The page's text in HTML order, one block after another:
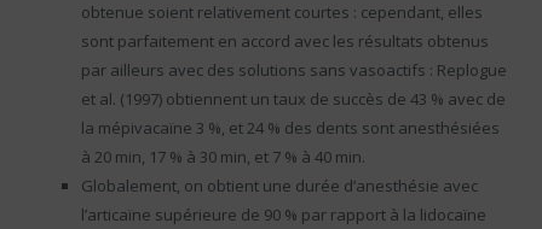
obtenue soient relativement courtes : cependant, elles
sont parfaitement en accord avec les résultats obtenus
par ailleurs avec des solutions sans vasoactifs : Replogue
et al. (1997) obtiennent un taux de succès de 43 % avec de
la mépivacaïne 3 %, et 24 % des dents sont anesthésiées
à 20 min, 17 % à 30 min, et 7 % à 40 min.
Globalement, on obtient une durée d’anesthésie avec
l’articaïne supérieure de 90 % par rapport à la lidocaïne